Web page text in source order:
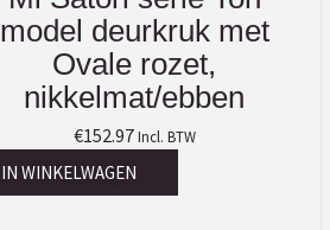
model deurkruk met
Ovale rozet,
nikkelmat/ebben
€152.97 Incl. BTW
IN WINKELWAGEN